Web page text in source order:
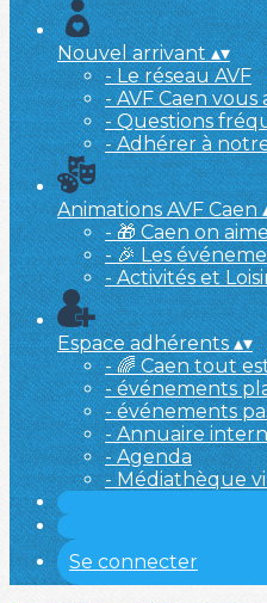
Nouvel arrivant▴▾
- Le réseau AVF
- AVF Caen
- Questions
- Adhérer à
Animations AVF Caen
- 🎁 Caen on
- 🎉 Les
- Activités et
Espace adhérents▴▾
- 🌈 Caen tout
- événements
- événements
- Annuaire
- Agenda
- Médiathèque
Se connecter